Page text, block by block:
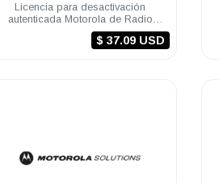
Licencia para desactivación
autenticada Motorola de Radio
MOTOTRBO - Clave de Licencia de
$ 37.09 USD